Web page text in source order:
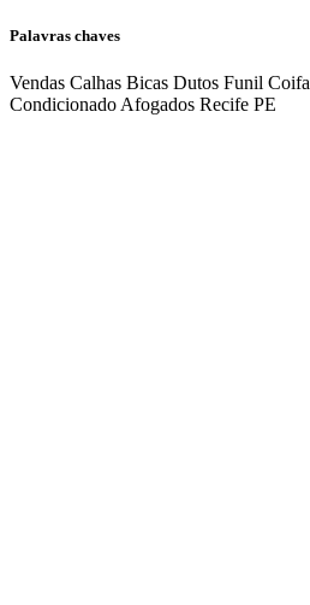
Palavras chaves
Vendas Calhas Bicas Dutos Funil Coifa
Condicionado Afogados Recife PE